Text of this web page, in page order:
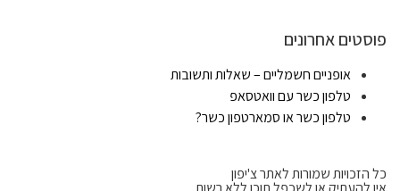
פוסטים אחרונים
אופניים חשמליים – שאלות ותשובות
טלפון כשר עם וואטסאפ
טלפון כשר או סמארטפון כשר?
כל הזכויות שמורות לאתר צ'יפון